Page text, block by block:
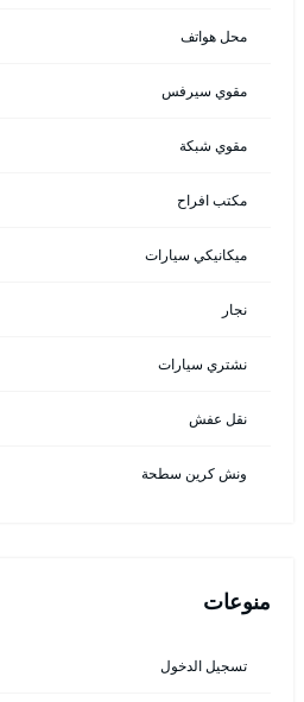
محل هواتف
مقوي سيرفس
مقوي شبكة
مكتب افراح
ميكانيكي سيارات
نجار
نشتري سيارات
نقل عفش
ونش كرين سطحة
منوعات
تسجيل الدخول